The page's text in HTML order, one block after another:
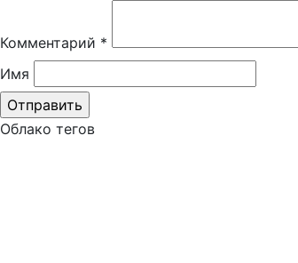
Комментарий *
Имя
Облако тегов